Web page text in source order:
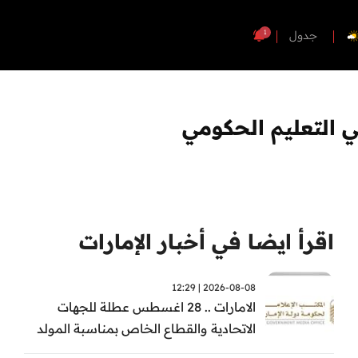
جدول 1
التعليم الحكومي
اقرأ ايضا في أخبار الإمارات
2026-08-08 | 12:29
الامارات .. 28 اغسطس عطلة للجهات
الاتحادية والقطاع الخاص بمناسبة المولد
النبوي